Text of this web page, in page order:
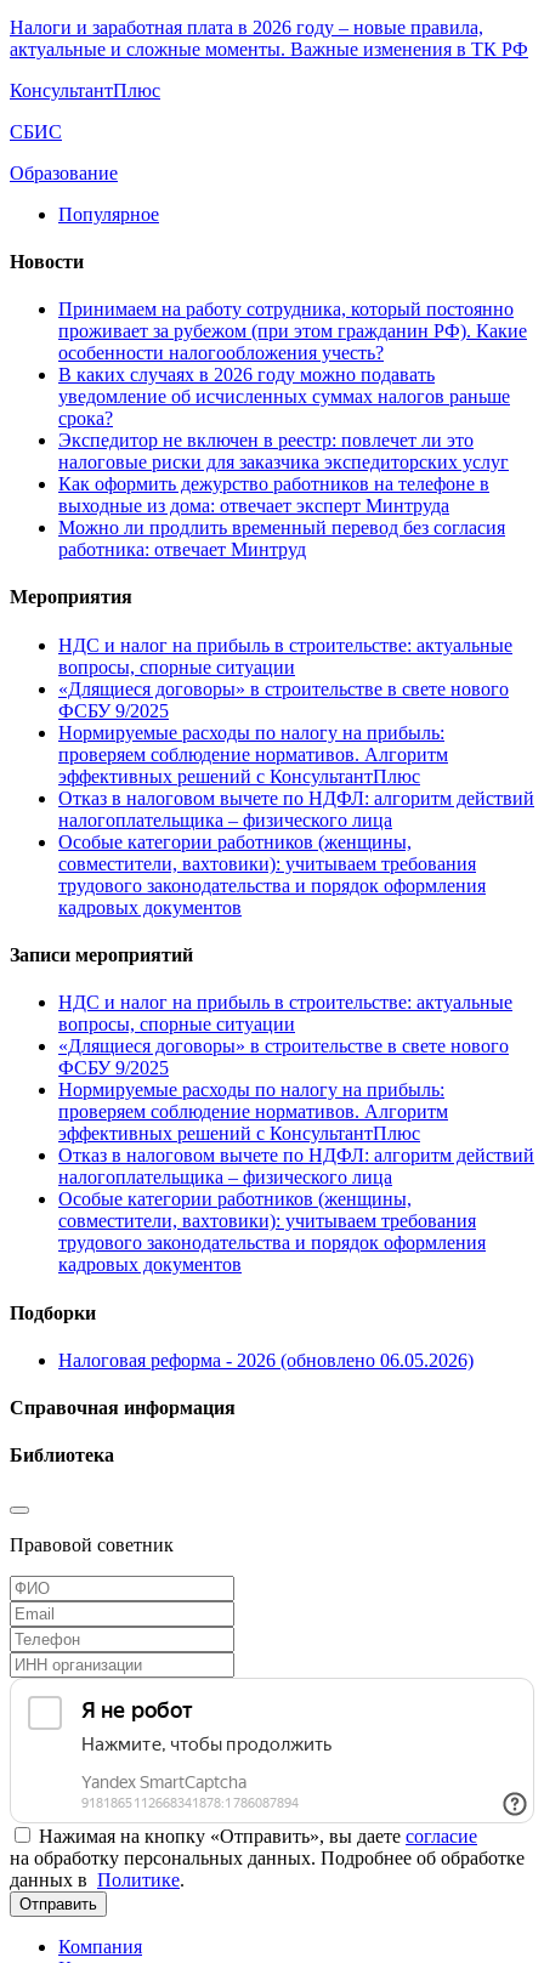
Налоги и заработная плата в 2026 году – новые правила,
актуальные и сложные моменты. Важные изменения в ТК РФ
КонсультантПлюс
СБИС
Образование
Популярное
Новости
Принимаем на работу сотрудника, который постоянно
проживает за рубежом (при этом гражданин РФ). Какие
особенности налогообложения учесть?
В каких случаях в 2026 году можно подавать
уведомление об исчисленных суммах налогов раньше
срока?
Экспедитор не включен в реестр: повлечет ли это
налоговые риски для заказчика экспедиторских услуг
Как оформить дежурство работников на телефоне в
выходные из дома: отвечает эксперт Минтруда
Можно ли продлить временный перевод без согласия
работника: отвечает Минтруд
Мероприятия
НДС и налог на прибыль в строительстве: актуальные
вопросы, спорные ситуации
«Длящиеся договоры» в строительстве в свете нового
ФСБУ 9/2025
Нормируемые расходы по налогу на прибыль:
проверяем соблюдение нормативов. Алгоритм
эффективных решений с КонсультантПлюс
Отказ в налоговом вычете по НДФЛ: алгоритм действий
налогоплательщика – физического лица
Особые категории работников (женщины,
совместители, вахтовики): учитываем требования
трудового законодательства и порядок оформления
кадровых документов
Записи мероприятий
НДС и налог на прибыль в строительстве: актуальные
вопросы, спорные ситуации
«Длящиеся договоры» в строительстве в свете нового
ФСБУ 9/2025
Нормируемые расходы по налогу на прибыль:
проверяем соблюдение нормативов. Алгоритм
эффективных решений с КонсультантПлюс
Отказ в налоговом вычете по НДФЛ: алгоритм действий
налогоплательщика – физического лица
Особые категории работников (женщины,
совместители, вахтовики): учитываем требования
трудового законодательства и порядок оформления
кадровых документов
Подборки
Налоговая реформа - 2026 (обновлено 06.05.2026)
Справочная информация
Библиотека
Правовой советник
Нажимая на кнопку «Отправить», вы даете согласие
на обработку персональных данных. Подробнее об обработке
данных в Политике.
Отправить
Компания